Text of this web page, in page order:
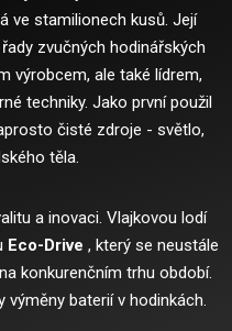
ve stamilionech kusů. Její
zvučných hodinářských
výrobcem, ale také lídrem,
techniky. Jako první použil
čisté zdroje - světlo,
těla.
a inovaci. Vlajkovou lodí
Eco-Drive , který se neustále
konkurenčním trhu období.
baterií v hodinkách.